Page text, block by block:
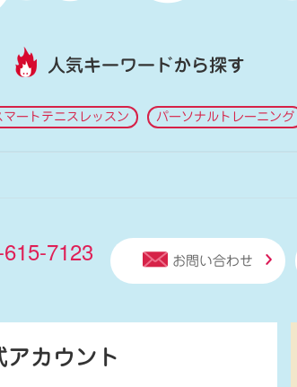
人気キーワードから探す
マートテニスレッスン パーソナルトレーニング
7123 お問い合わせ
アカウント